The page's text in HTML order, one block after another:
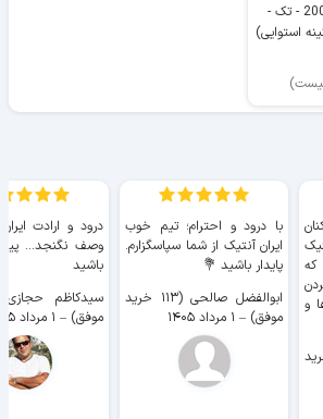
اسکناس 5000 فرانک 2000 - تک -
که
و
پور (۱۸ خرید
با درود و احترام؛ تیم خوب
ایران آنتیک از شما سپاسگزارم.
پایدار باشید 💐
ابوالفضل صالحی (۱۱۳ خرید
موفق) – ۱ مرداد ۱۴۰۵
درود و ارادت
وصف نگنجد...
باشید
موفق) – ۱ مرداد ۱۴۰۵